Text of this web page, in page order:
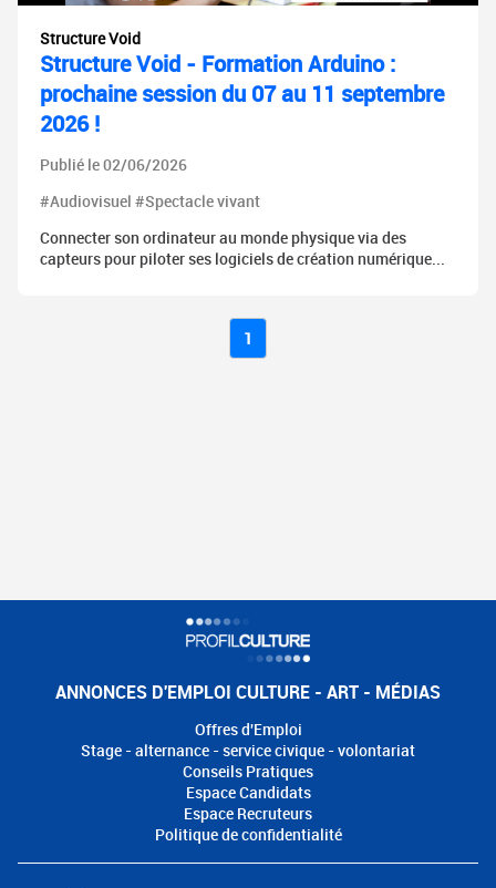
Structure Void
Structure Void - Formation Arduino :
prochaine session du 07 au 11 septembre
2026 !
Publié le 02/06/2026
#Audiovisuel #Spectacle vivant
Connecter son ordinateur au monde physique via des
capteurs pour piloter ses logiciels de création numérique...
1
ANNONCES D'EMPLOI CULTURE - ART - MÉDIAS
Offres d'Emploi
Stage - alternance - service civique - volontariat
Conseils Pratiques
Espace Candidats
Espace Recruteurs
Politique de confidentialité